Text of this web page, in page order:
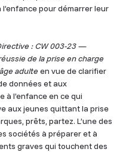
l’enfance pour démarrer leur
: CW 003-23 —
de la prise en charge
adulte en vue de clarifier
données et aux
à l’enfance en ce qui
aux jeunes quittant la prise
prêts, partez. L’une des
sociétés à préparer et à
graves qui touchent des